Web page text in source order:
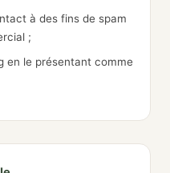
à des fins de spam
;
en le présentant comme